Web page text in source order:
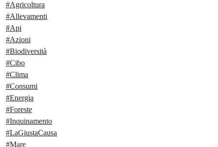
#Agricoltura
#Allevamenti
#Api
#Azioni
#Biodiversità
#Cibo
#Clima
#Consumi
#Energia
#Foreste
#Inquinamento
#LaGiustaCausa
#Mare